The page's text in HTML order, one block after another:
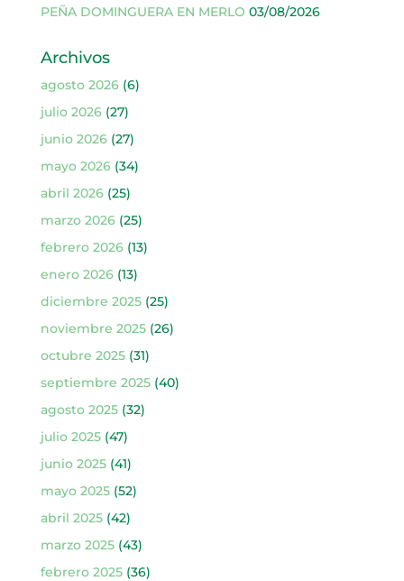
PEÑA DOMINGUERA EN MERLO 03/08/2026
Archivos
agosto 2026(6)
julio 2026(27)
junio 2026(27)
mayo 2026(34)
abril 2026(25)
marzo 2026(25)
febrero 2026(13)
enero 2026(13)
diciembre 2025(25)
noviembre 2025(26)
octubre 2025(31)
septiembre 2025(40)
agosto 2025(32)
julio 2025(47)
junio 2025(41)
mayo 2025(52)
abril 2025(42)
marzo 2025(43)
febrero 2025(36)